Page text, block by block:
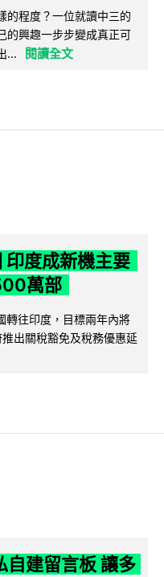
的程度？一位就讀中三的
的興趣一步步變成真正可
...
閱讀全文
度成新機主要
萬部
往印度，目標兩年內將
出關稅豁免及稅務優惠延
自建留言板 讓多